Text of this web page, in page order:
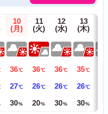
10
(月)
36℃
27℃
30%
11
(火)
36℃
26℃
20%
12
(水)
36℃
26℃
30%
13
(木)
35℃
26℃
30%